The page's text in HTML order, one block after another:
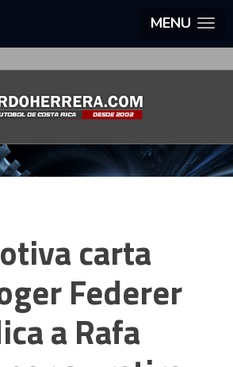
MENU
carta
Federer
a Rafa